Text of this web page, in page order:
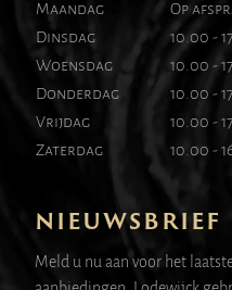
Maandag
Op
Dinsdag
10.00 -
Woensdag
10.00 -
Donderdag
10.00 -
Vrijdag
10.00 -
Zaterdag
10.00 -
NIEUWSBRIEF
Meld u nu aan voor het